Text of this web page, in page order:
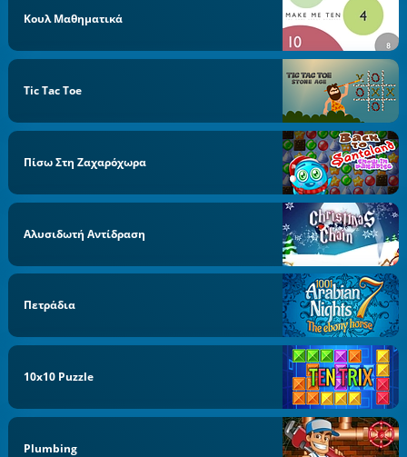
Κουλ Μαθηματικά
Tic Tac Toe
Πίσω Στη Ζαχαρόχωρα
Αλυσιδωτή Αντίδραση
Πετράδια
10x10 Puzzle
Plumbing